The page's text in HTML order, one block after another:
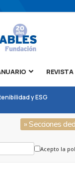
REVISTA
y ESG
» Secciones
Acepto la